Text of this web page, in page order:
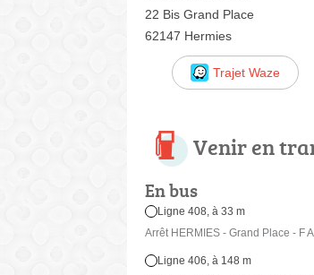
22 Bis Grand Place
62147 Hermies
Trajet Waze
Venir en
En bus
Ligne 408, à 33 m
Arrêt HERMIES - Grand Place - F
Ligne 406, à 148 m